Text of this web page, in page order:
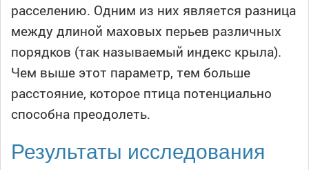
расселению. Одним из них является разница
между длиной маховых перьев различных
порядков (так называемый индекс крыла).
Чем выше этот параметр, тем больше
расстояние, которое птица потенциально
способна преодолеть.
Результаты исследования